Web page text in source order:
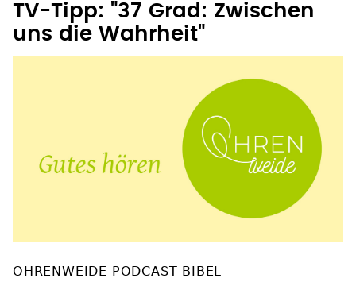
TV-Tipp: "37 Grad: Zwischen
uns die Wahrheit"
OHRENWEIDE PODCAST BIBEL